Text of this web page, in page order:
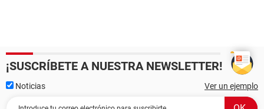
¡SUSCRÍBETE A NUESTRA NEWSLETTER!
Noticias Ver un ejemplo